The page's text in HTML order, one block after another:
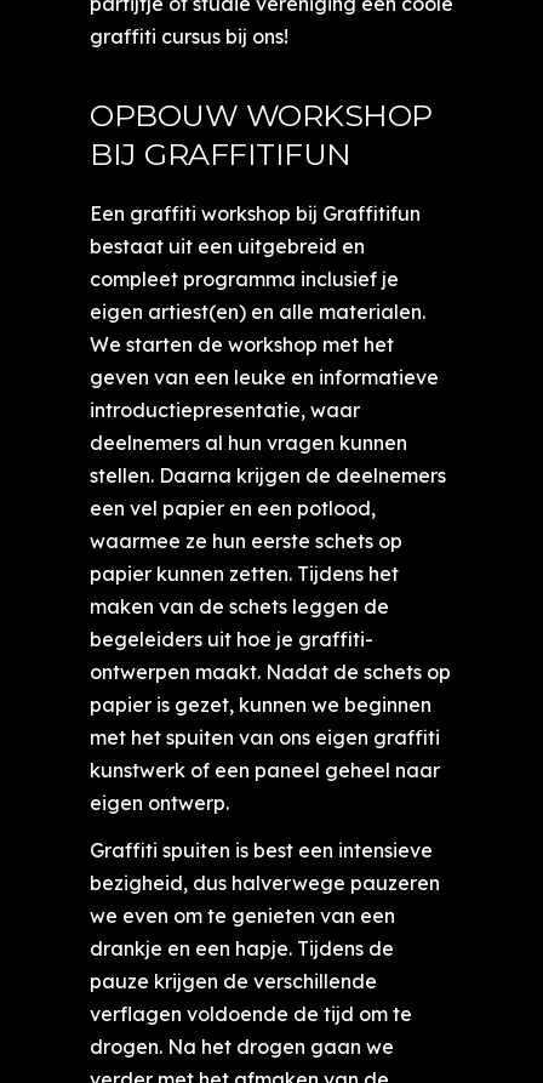
graffiti cursus bij ons!
OPBOUW WORKSHOP
BIJ GRAFFITIFUN
Een graffiti workshop bij Graffitifun
bestaat uit een uitgebreid en
compleet programma inclusief je
eigen artiest(en) en alle materialen.
We starten de workshop met het
geven van een leuke en informatieve
introductiepresentatie, waar
deelnemers al hun vragen kunnen
stellen. Daarna krijgen de deelnemers
een vel papier en een potlood,
waarmee ze hun eerste schets op
papier kunnen zetten. Tijdens het
maken van de schets leggen de
begeleiders uit hoe je graffiti-
ontwerpen maakt. Nadat de schets op
papier is gezet, kunnen we beginnen
met het spuiten van ons eigen graffiti
kunstwerk of een paneel geheel naar
eigen ontwerp.
Graffiti spuiten is best een intensieve
bezigheid, dus halverwege pauzeren
we even om te genieten van een
drankje en een hapje. Tijdens de
pauze krijgen de verschillende
verflagen voldoende de tijd om te
drogen. Na het drogen gaan we